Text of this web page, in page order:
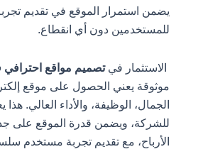
يضمن استمرار الموقع في تقديم تجربة
للمستخدمين دون أي انقطاع.
الاستثمار في تصميم مواقع احترافي في
موثوقة يعني الحصول على موقع
الجمال، الوظيفة، والأداء العالي. هذا
للشركة، ويضمن قدرة الموقع على جذب
الأرباح، مع تقديم تجربة مستخدم